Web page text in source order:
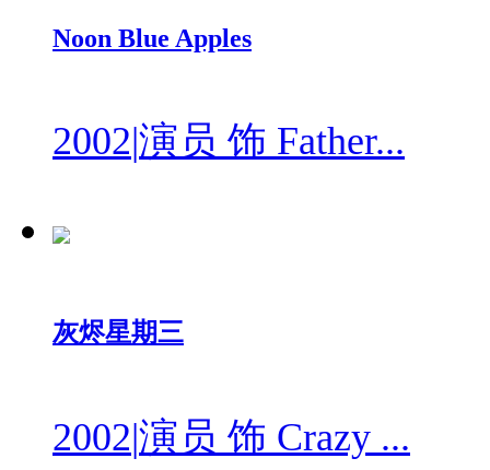
Noon Blue Apples
2002|演员 饰 Father...
灰烬星期三
2002|演员 饰 Crazy ...